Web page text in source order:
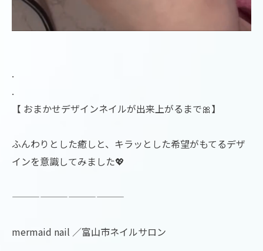
.
.
【 おまかせデザインネイルが出来上がるまで🎀】
ふんわりとした癒しと、キラッとした希望がもてるデザ
インを意識してみました💖
————————————
mermaid nail ／富山市ネイルサロン